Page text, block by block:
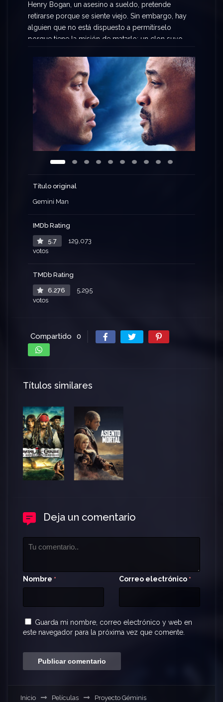
Henry Bogan, un asesino a sueldo, pretende
retirarse porque se siente viejo. Sin embargo, hay
alguien que no está dispuesto a permitírselo
porque tiene la misión de matarlo: un clon suyo
Título original
Gemini Man
IMDb Rating
5.7
129,073
votos
TMDb Rating
6.276
5,295
votos
Compartido 0
Títulos similares
Deja un comentario
Nombre * Correo electrónico *
Guarda mi nombre, correo electrónico y web en
este navegador para la próxima vez que comente.
Inicio Películas Proyecto Géminis